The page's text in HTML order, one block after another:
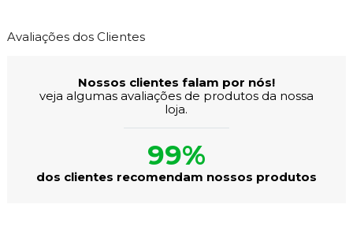
Avaliações dos Clientes
Nossos clientes falam por nós!
veja algumas avaliações de produtos da nossa
loja.
99%
dos clientes recomendam nossos produtos